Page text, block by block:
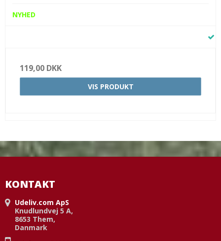
NYHED
119,00 DKK
VIS PRODUKT
KONTAKT
Udeliv.com ApS
Knudlundvej 5 A,
8653 Them,
Danmark